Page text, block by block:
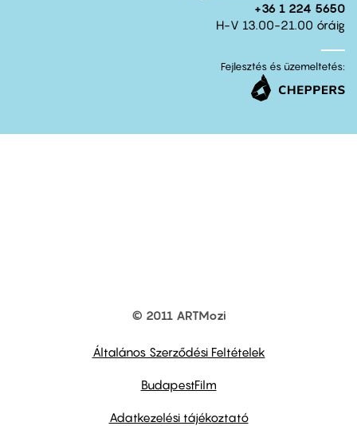
+36 1 224 5650
H-V 13.00-21.00 óráig
Fejlesztés és üzemeltetés:
© 2011 ARTMozi
Általános Szerződési Feltételek
BudapestFilm
Adatkezelési tájékoztató